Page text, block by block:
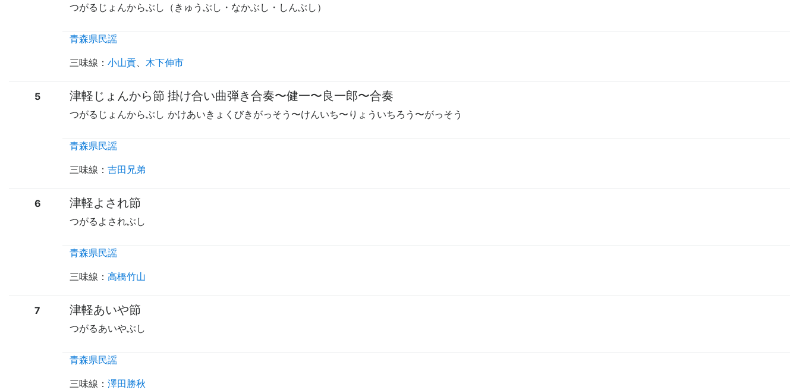
つがるじょんからぶし（きゅうぶし・なかぶし・しんぶし）
青森県民謡
三味線 ： 小山貢 木下伸市
5 津軽じょんから節 掛け合い曲弾き合奏〜健一〜良一郎〜合奏
つがるじょんからぶし かけあいきょくびきがっそう 〜けんいち〜 りょういちろう 〜がっそう
青森県民謡
三味線 ： 吉田兄弟
6 津軽よされ節
つがるよされぶし
青森県民謡
三味線 ： 高橋竹山
7 津軽あいや節
つがるあいやぶし
青森県民謡
三味線 ： 澤田勝秋